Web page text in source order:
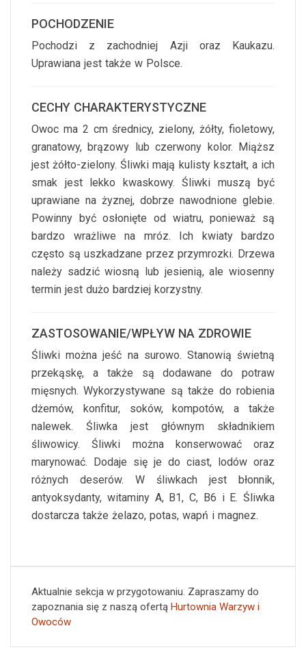
POCHODZENIE
Pochodzi z zachodniej Azji oraz Kaukazu.
Uprawiana jest także w Polsce.
CECHY CHARAKTERYSTYCZNE
Owoc ma 2 cm średnicy, zielony, żółty, fioletowy,
granatowy, brązowy lub czerwony kolor. Miąższ
jest żółto-zielony. Śliwki mają kulisty kształt, a ich
smak jest lekko kwaskowy. Śliwki muszą być
uprawiane na żyznej, dobrze nawodnione glebie.
Powinny być osłonięte od wiatru, ponieważ są
bardzo wrażliwe na mróz. Ich kwiaty bardzo
często są uszkadzane przez przymrozki. Drzewa
należy sadzić wiosną lub jesienią, ale wiosenny
termin jest dużo bardziej korzystny.
ZASTOSOWANIE/WPŁYW NA ZDROWIE
Śliwki można jeść na surowo. Stanowią świetną
przekąskę, a także są dodawane do potraw
mięsnych. Wykorzystywane są także do robienia
dżemów, konfitur, soków, kompotów, a także
nalewek. Śliwka jest głównym składnikiem
śliwowicy. Śliwki można konserwować oraz
marynować. Dodaje się je do ciast, lodów oraz
różnych deserów. W śliwkach jest błonnik,
antyoksydanty, witaminy A, B1, C, B6 i E. Śliwka
dostarcza także żelazo, potas, wapń i magnez.
Aktualnie sekcja w przygotowaniu. Zapraszamy do
zapoznania się z naszą ofertą Hurtownia Warzyw i
Owoców